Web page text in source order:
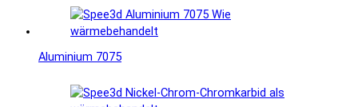
Aluminium 7075